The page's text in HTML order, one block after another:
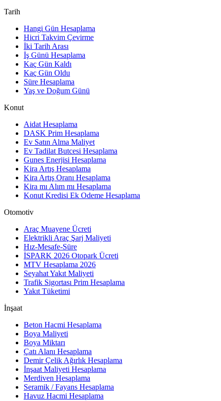
Tarih
Hangi Gün Hesaplama
Hicri Takvim Çevirme
İki Tarih Arası
İş Günü Hesaplama
Kaç Gün Kaldı
Kaç Gün Oldu
Süre Hesaplama
Yaş ve Doğum Günü
Konut
Aidat Hesaplama
DASK Prim Hesaplama
Ev Satın Alma Maliyet
Ev Tadilat Butcesi Hesaplama
Gunes Enerjisi Hesaplama
Kira Artış Hesaplama
Kira Artış Oranı Hesaplama
Kira mı Alım mı Hesaplama
Konut Kredisi Ek Odeme Hesaplama
Otomotiv
Araç Muayene Ücreti
Elektrikli Araç Şarj Maliyeti
Hız-Mesafe-Süre
İSPARK 2026 Otopark Ücreti
MTV Hesaplama 2026
Seyahat Yakıt Maliyeti
Trafik Sigortası Prim Hesaplama
Yakıt Tüketimi
İnşaat
Beton Hacmi Hesaplama
Boya Maliyeti
Boya Miktarı
Çatı Alanı Hesaplama
Demir Çelik Ağırlık Hesaplama
İnşaat Maliyeti Hesaplama
Merdiven Hesaplama
Seramik / Fayans Hesaplama
Havuz Hacmi Hesaplama